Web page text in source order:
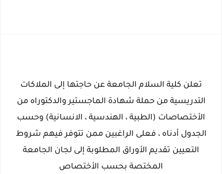
تعلن كلية السلام الجامعة عن حاجتها إلى الملاكات
التدريسية من حملة شهادة الماجستير والدكتوراه من
الأختصاصات (الطبية ، الهندسية ، الانسانية) وحسب
الجدول أدناه ، فعلى الراغبين ممن تتوفر فيهم شروط
التعيين تقديم الأوراق المطلوبة إلى لجان الجامعة
المختصة بحسب الأختصاص